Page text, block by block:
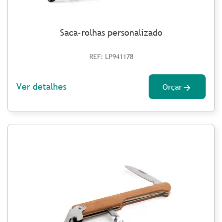
Saca-rolhas personalizado
REF: LP941178
Ver detalhes Orçar